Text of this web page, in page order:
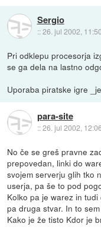
Sergio
::26. jul 2002, 11:50
Pri odklepu procesorja
se ga dela na lastno
Uporaba piratske igre
para-site
::26. jul 2002, 12:06
No če se greš pravne
prepovedan, linki do
svojem serverju glih tko
userja, pa še to pod
Kolko pa je warez in
pa druga stvar. In to
Kako je že tisto Kdor je